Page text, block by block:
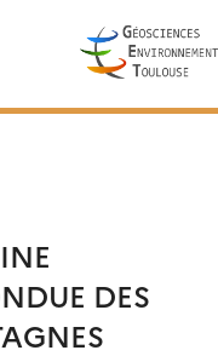
DES